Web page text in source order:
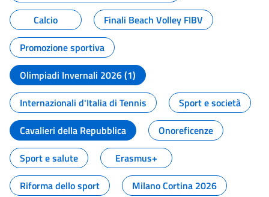
Calcio
Finali Beach Volley FIBV
Promozione sportiva
Olimpiadi Invernali 2026 (1)
Internazionali d'Italia di Tennis
Sport e società
Cavalieri della Repubblica
Onoreficenze
Sport e salute
Erasmus+
Riforma dello sport
Milano Cortina 2026